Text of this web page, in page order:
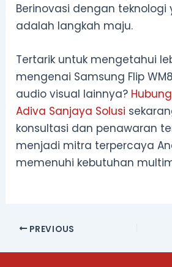
Berinovasi dengan
adalah langkah maju.
Tertarik untuk mengetahui
mengenai Samsung Flip
audio visual lainnya?
Adiva Sanjaya Solusi
konsultasi dan penawaran
menjadi mitra terpercaya
memenuhi kebutuhan
PREVIOUS